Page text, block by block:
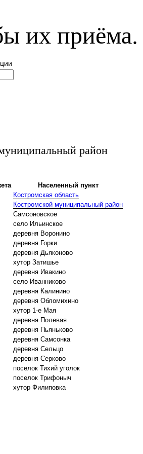
их приёма.
район
Населенный пункт
Костромская область
Костромской муниципальный район
Самсоновское
село Ильинское
деревня Воронино
деревня Горки
деревня Дьяконово
хутор Затишье
деревня Ивакино
село Иванниково
деревня Калинино
деревня Обломихино
хутор 1-е Мая
деревня Полевая
деревня Пьяньково
деревня Самсонка
деревня Сельцо
деревня Серково
поселок Тихий уголок
поселок Трифоныч
хутор Филиповка